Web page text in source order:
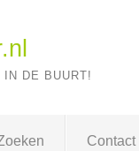
DE BUURT!
Contact